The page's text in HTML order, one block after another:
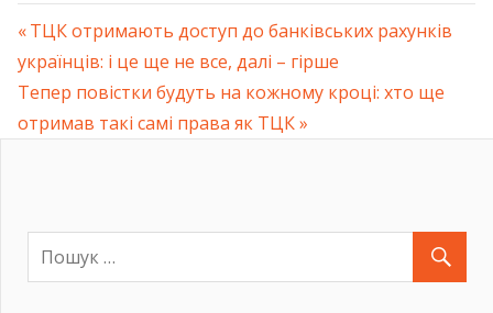
Навігація
записів
Previous
Post:
ТЦК отримають доступ до банківських рахунків
українців: і це ще не все, далі – гірше
Next
Post:
Тепер повістки будуть на кожному кроці: хто ще
отримав такі самі права як ТЦК